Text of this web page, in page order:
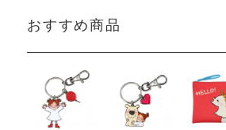
おすすめ商品